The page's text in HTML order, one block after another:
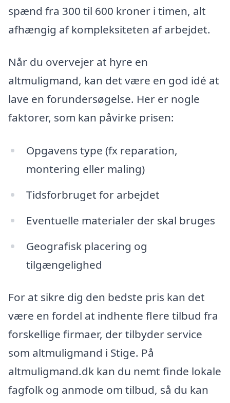
spænd fra 300 til 600 kroner i timen, alt
afhængig af kompleksiteten af arbejdet.
Når du overvejer at hyre en
altmuligmand, kan det være en god idé at
lave en forundersøgelse. Her er nogle
faktorer, som kan påvirke prisen:
Opgavens type (fx reparation,
montering eller maling)
Tidsforbruget for arbejdet
Eventuelle materialer der skal bruges
Geografisk placering og
tilgængelighed
For at sikre dig den bedste pris kan det
være en fordel at indhente flere tilbud fra
forskellige firmaer, der tilbyder service
som altmuligmand i Stige. På
altmuligmand.dk kan du nemt finde lokale
fagfolk og anmode om tilbud, så du kan